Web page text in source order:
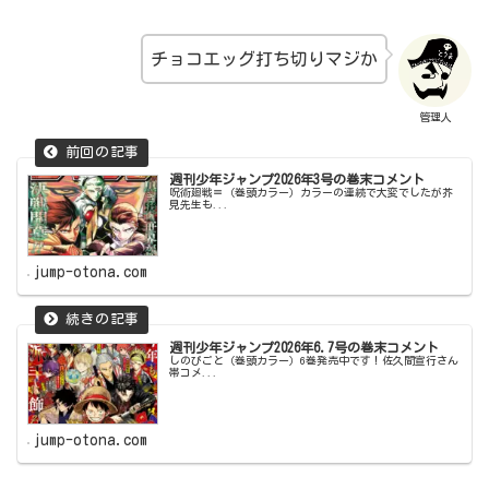
管理人
チョコエッグ打ち切りマジか
週刊少年ジャンプ2026年3号の巻末コメント
呪術廻戦≡（巻頭カラー）カラーの連続で大変でしたが芥
見先生も...
jump-otona.com
週刊少年ジャンプ2026年6.7号の巻末コメント
しのびごと（巻頭カラー）6巻発売中です！佐久間宣行さん
帯コメ...
jump-otona.com